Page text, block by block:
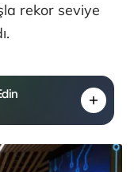
rekor seviye